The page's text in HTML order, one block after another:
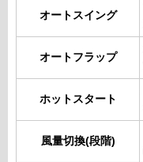
オートスイング
オートフラップ
ホットスタート
風量切換(段階)